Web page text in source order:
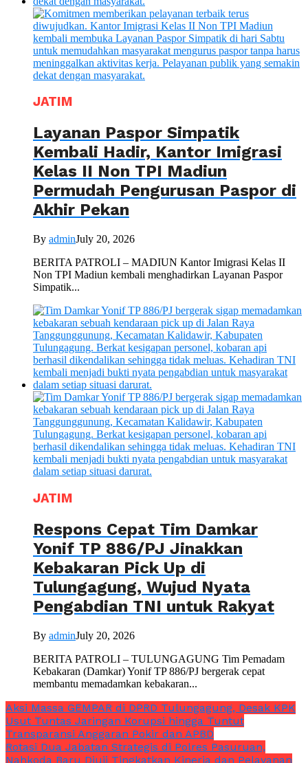
JATIM
Layanan Paspor Simpatik
Kembali Hadir, Kantor Imigrasi
Kelas II Non TPI Madiun
Permudah Pengurusan Paspor di
Akhir Pekan
By adminJuly 20, 2026
BERITA PATROLI – MADIUN Kantor Imigrasi Kelas II
Non TPI Madiun kembali menghadirkan Layanan Paspor
Simpatik...
JATIM
Respons Cepat Tim Damkar
Yonif TP 886/PJ Jinakkan
Kebakaran Pick Up di
Tulungagung, Wujud Nyata
Pengabdian TNI untuk Rakyat
By adminJuly 20, 2026
BERITA PATROLI – TULUNGAGUNG Tim Pemadam
Kebakaran (Damkar) Yonif TP 886/PJ bergerak cepat
membantu memadamkan kebakaran...
Aksi Massa GEMPAR di DPRD Tulungagung, Desak KPK
Usut Tuntas Jaringan Korupsi hingga Tuntut
Transparansi Anggaran Pokir dan APBD
Rotasi Dua Jabatan Strategis di Polres Pasuruan,
Nahkoda Baru Diuji Tingkatkan Kinerja dan Pelayanan